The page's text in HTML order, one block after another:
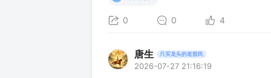
0 0 4
唐生 只买龙头的老股民
2026-07-27 21:16:19